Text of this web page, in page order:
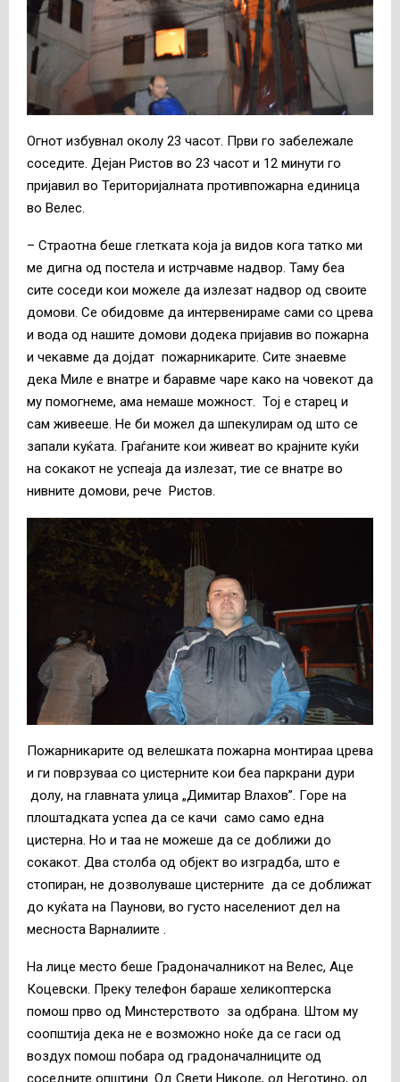
Огнот избувнал околу 23 часот. Први го забележале
соседите. Дејан Ристов во 23 часот и 12 минути го
пријавил во Територијалната противпожарна единица
во Велес.
– Страотна беше глетката која ја видов кога татко ми
ме дигна од постела и истрчавме надвор. Таму беа
сите соседи кои можеле да излезат надвор од своите
домови. Се обидовме да интервенираме сами со црева
и вода од нашите домови додека пријавив во пожарна
и чекавме да дојдат пожарникарите. Сите знаевме
дека Миле е внатре и баравме чаре како на човекот да
му помогнеме, ама немаше можност. Тој е старец и
сам живееше. Не би можел да шпекулирам од што се
запали куќата. Граѓаните кои живеат во крајните куќи
на сокакот не успеаја да излезат, тие се внатре во
нивните домови, рече Ристов.
Пожарникарите од велешката пожарна монтираа црева
и ги поврзуваа со цистерните кои беа паркрани дури
долу, на главната улица „Димитар Влахов”. Горе на
плоштадката успеа да се качи само само една
цистерна. Но и таа не можеше да се доближи до
сокакот. Два столба од објект во изградба, што е
стопиран, не дозволуваше цистерните да се доближат
до куќата на Паунови, во густо населениот дел на
месноста Варналиите .
На лице место беше Градоначалникот на Велес, Аце
Коцевски. Преку телефон бараше хеликоптерска
помош прво од Минстерството за одбрана. Штом му
соопштија дека не е возможно ноќе да се гаси од
воздух помош побара од градоначалниците од
соседните општини. Од Свети Николе, од Неготино, од